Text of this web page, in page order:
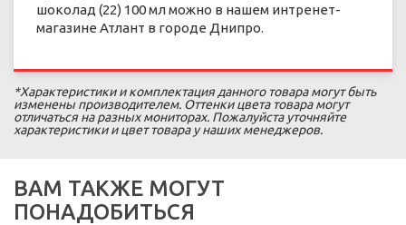
шоколад (22) 100 мл можно в нашем интренет-
магазине Атлант в городе Днипро.
*Характеристики и комплектация данного товара могут быть
изменены производителем. Оттенки цвета товара могут
отличаться на разных мониторах. Пожалуйста уточняйте
характеристики и цвет товара у наших менеджеров.
ВАМ ТАКЖЕ МОГУТ
ПОНАДОБИТЬСЯ